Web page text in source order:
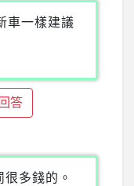
車一樣建議
答
多錢的。